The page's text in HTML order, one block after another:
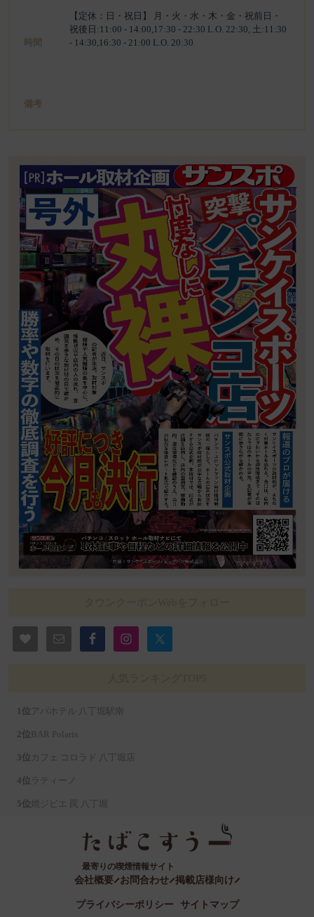
時間
【定休：日・祝日】 月・火・水・木・金・祝前日・
祝後日:11:00 - 14:00,17:30 - 22:30 L.O. 22:30, 土:11:30
- 14:30,16:30 - 21:00 L.O. 20:30
備考
アパホテル 八丁堀駅南
BAR Polaris
カフェ コロラド 八丁堀店
ラティーノ
焼ジビエ 罠 八丁堀
最寄りの喫煙情報サイト
会社概要 お問合わせ 掲載店様向け
プライバシーポリシー サイトマップ